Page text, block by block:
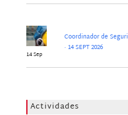
14 Sep
Coordinador de
· 14 SEPT 2026
Actividades